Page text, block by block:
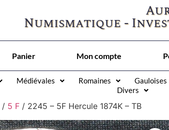
Numismatique -
Panier Mon compte
Médiévales Romaines Gauloises
Divers
/ 5 F / 2245 – 5F Hercule 1874K – TB